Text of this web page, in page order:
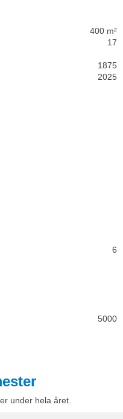
400 m²
17
1875
2025
6
5000
under hela året.